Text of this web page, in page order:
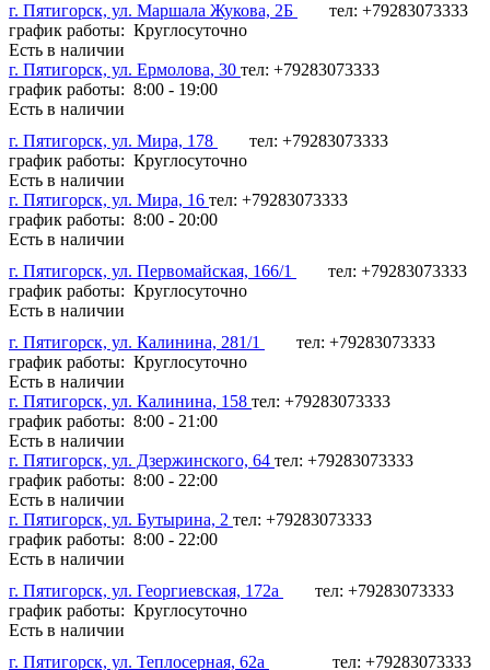
г. Пятигорск, ул. Маршала Жукова, 2Б
тел: +79283073333
график работы: Круглосуточно
Есть в наличии
г. Пятигорск, ул. Ермолова, 30 тел: +79283073333
график работы: 8:00 - 19:00
Есть в наличии
г. Пятигорск, ул. Мира, 178
тел: +79283073333
график работы: Круглосуточно
Есть в наличии
г. Пятигорск, ул. Мира, 16 тел: +79283073333
график работы: 8:00 - 20:00
Есть в наличии
г. Пятигорск, ул. Первомайская, 166/1
тел: +79283073333
график работы: Круглосуточно
Есть в наличии
г. Пятигорск, ул. Калинина, 281/1
тел: +79283073333
график работы: Круглосуточно
Есть в наличии
г. Пятигорск, ул. Калинина, 158 тел: +79283073333
график работы: 8:00 - 21:00
Есть в наличии
г. Пятигорск, ул. Дзержинского, 64 тел: +79283073333
график работы: 8:00 - 22:00
Есть в наличии
г. Пятигорск, ул. Бутырина, 2 тел: +79283073333
график работы: 8:00 - 22:00
Есть в наличии
г. Пятигорск, ул. Георгиевская, 172а
тел: +79283073333
график работы: Круглосуточно
Есть в наличии
г. Пятигорск, ул. Теплосерная, 62а
тел: +79283073333